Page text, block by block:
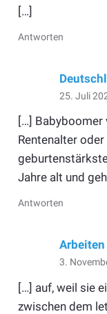
[…]
Antworten
25. Juli
[…]
Rentenalter
Jahre alt und
Antworten
3.
[…] auf, weil sie
zwischen dem